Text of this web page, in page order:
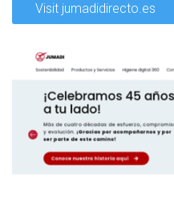
Visit jumadidirecto.es